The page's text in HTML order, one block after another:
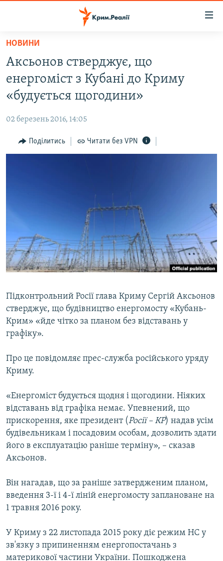
Перейти
основного
матеріалу
Перейти
до
основної
навігації
Перейти
до
ВІДЕО ТА ФОТО
БЛОГИ
ПОГЛЯД
ВІДЕОУРОКИ «ELIFBE»
СВІДЧЕННЯ ОКУПАЦІЇ
УКРАЇНСЬКА ПРОБЛЕМА КРИМУ
ЯК ОБІЙТИ БЛОКУВАННЯ
Русский
Qırımtatar
Усі сайти RFE/RL
НОВИНИ
Аксьонов стверджує, що
енергоміст з Кубані до Криму
«будується щогодини»
02 березень 2016, 14:05
Поділитись Читати без VPN
Підконтрольний Росії глава Криму Сергій Аксьонов
стверджує, що будівництво енергомосту «Кубань-
Крим» «йде чітко за планом без відставань у
графіку».
Про це повідомляє прес-служба російського уряду
Криму.
«Енергоміст будується щодня і щогодини. Ніяких
відставань від графіка немає. Упевнений, що
прискорення, яке президент (Росії – КР) надав усім
будівельникам і посадовим особам, дозволить здати
його в експлуатацію раніше терміну», – сказав
Аксьонов.
Він нагадав, що за раніше затвердженим планом,
введення 3-ї і 4-ї ліній енергомосту заплановане на
1 травня 2016 року.
У Криму з 22 листопада 2015 року діє режим НС у
зв'язку з припиненням енергопостачань з
материкової частини України. Пошкоджена